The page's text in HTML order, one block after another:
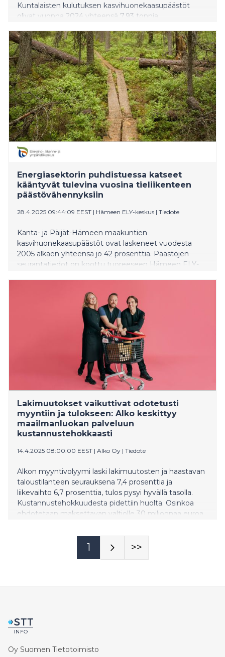
Kuntalaisten kulutuksen kasvihuonekaasupäästöt
olivat vuonna 2024 yhteensä 7,93 tonnia
tehtiin Luonnonvarakeskuksen ja Sitowisen
toteuttamassa Kulma-hankkeessa.
Energiasektorin puhdistuessa katseet
kääntyvät tulevina vuosina tieliikenteen
päästövähennyksiin
28.4.2025 09:44:09 EEST | Hämeen ELY-keskus | Tiedote
Kanta- ja Päijät-Hämeen maakuntien
kasvihuonekaasupäästöt ovat laskeneet vuodesta
2005 alkaen yhteensä jo 42 prosenttia. Päästöjen
seurantatiedot on koottu tuoreeseen Hämeen ELY-
Lakimuutokset vaikuttivat odotetusti
myyntiin ja tulokseen: Alko keskittyy
maailmanluokan palveluun
kustannustehokkaasti
14.4.2025 08:00:00 EEST | Alko Oy | Tiedote
Alkon myyntivolyymi laski lakimuutosten ja haastavan
taloustilanteen seurauksena 7,4 prosenttia ja
liikevaihto 6,7 prosenttia, tulos pysyi hyvällä tasolla.
Kustannustehokkuudesta pidettiin huolta. Osinkoa
ehdotetaan maksettavan valtiolle 30 miljoonaa euroa.
1 >>
Oy Suomen Tietotoimisto